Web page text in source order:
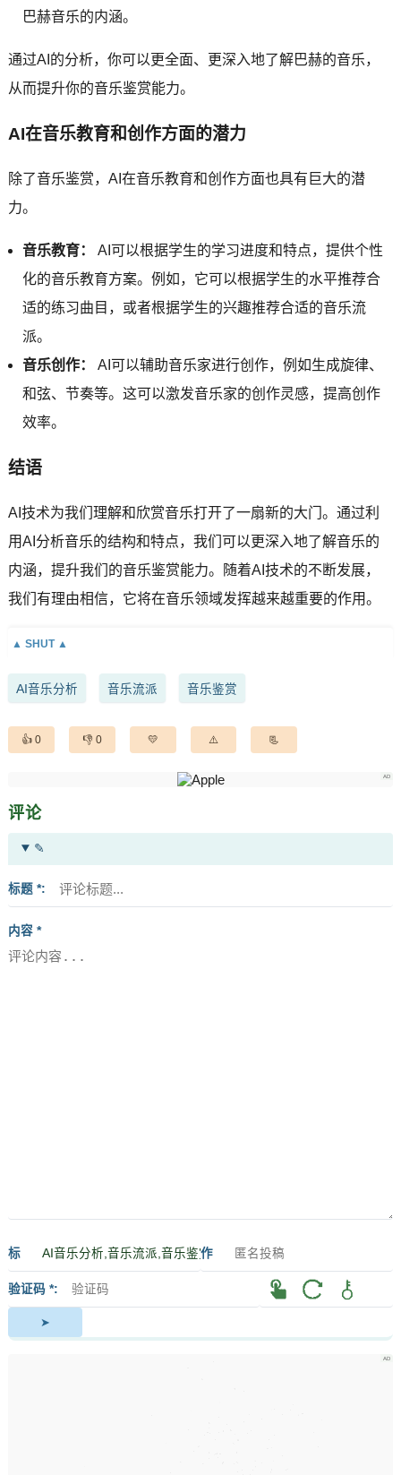
巴赫音乐的内涵。
通过AI的分析，你可以更全面、更深入地了解巴赫的音乐，
从而提升你的音乐鉴赏能力。
AI在音乐教育和创作方面的潜力
除了音乐鉴赏，AI在音乐教育和创作方面也具有巨大的潜
力。
音乐教育：
AI可以根据学生的学习进度和特点，提供个性
化的音乐教育方案。例如，它可以根据学生的水平推荐合
适的练习曲目，或者根据学生的兴趣推荐合适的音乐流
派。
音乐创作：
AI可以辅助音乐家进行创作，例如生成旋律、
和弦、节奏等。这可以激发音乐家的创作灵感，提高创作
效率。
结语
AI技术为我们理解和欣赏音乐打开了一扇新的大门。通过利
用AI分析音乐的结构和特点，我们可以更深入地了解音乐的
内涵，提升我们的音乐鉴赏能力。随着AI技术的不断发展，
我们有理由相信，它将在音乐领域发挥越来越重要的作用。
AI音乐分析 音乐流派 音乐鉴赏
0 0
评论
✎
标题 *
内容 *
标
签
作
验证码 *